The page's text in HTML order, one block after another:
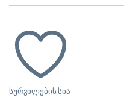
სურვილების სია